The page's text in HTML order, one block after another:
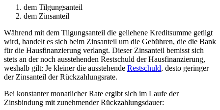
dem Tilgungsanteil
dem Zinsanteil
Während mit dem Tilgungsanteil die geliehene Kreditsumme getilgt
wird, handelt es sich beim Zinsanteil um die Gebühren, die die Bank
für die Hausfinanzierung verlangt. Dieser Zinsanteil bemisst sich
stets an der noch ausstehenden Restschuld der Hausfinanzierung,
weshalb gilt: Je kleiner die ausstehende Restschuld, desto geringer
der Zinsanteil der Rückzahlungsrate.
Bei konstanter monatlicher Rate ergibt sich im Laufe der
Zinsbindung mit zunehmender Rückzahlungsdauer: